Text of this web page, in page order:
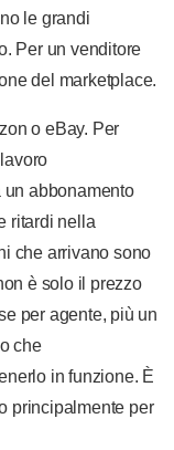
le grandi
Per un venditore
del marketplace.
o eBay. Per
un abbonamento
ritardi nella
che arrivano sono
è solo il prezzo
per agente, più un
che
in funzione. È
principalmente per